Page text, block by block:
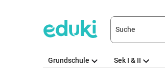
Grundschule Sek I & II